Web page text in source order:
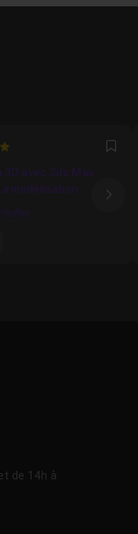
3D avec 3ds Max
modélisation
de 14h à